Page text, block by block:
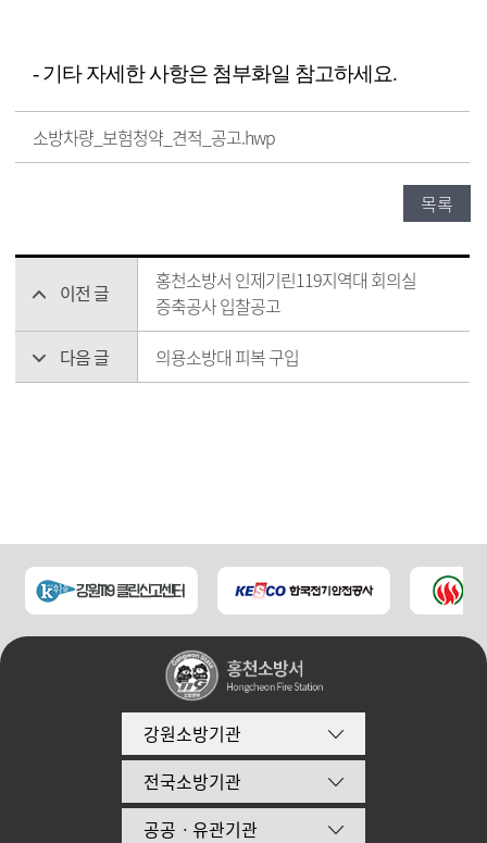
- 기타 자세한 사항은 첨부화일 참고하세요.
소방차량_보험청약_견적_공고.hwp
목록
이전 글
홍천소방서 인제기린119지역대 회의실
증축공사 입찰공고
다음 글
의용소방대 피복 구입
강원소방기관
전국소방기관
공공ㆍ유관기관